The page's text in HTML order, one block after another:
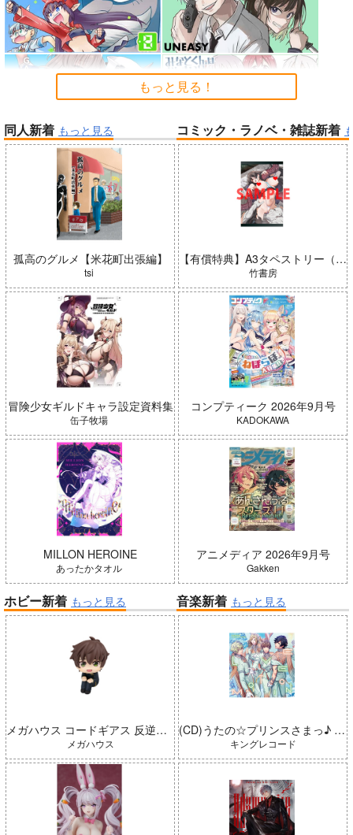
魔王マーラ煩悩学園 ～勇者、教師に 時々ボソッとロシア語でデレる勇者
のアーリャさん
帝国機神ヴォルカミオン 2 ふかふかダンジョン攻略記 19
Peachful Story(通常盤)/桃鈴
インゴクダンチ
春夏秋冬代行者 春の舞
アイドルマスター ミリオンラ
イブ！
「ポケモン feat. 初音ミク VO
盤 黄泉のツガイ
もっと見る！
同人新着 もっと見る
孤高のグルメ【米花町出張編】
tsi
冒険少女ギルドキャラ設定資料集
缶子牧場
MILLON HEROINE
あったかタオル
コミック・ラノベ・雑誌新着
【有償特典】A3タペストリー（ガールズゾンビパーティー 5）
竹書房
コンプティーク 2026年9月号
KADOKAWA
アニメディア 2026年9月号
Gakken
ホビー新着 もっと見る
メガハウス コードギアス 反逆のルルーシュ るかっぷ 枢木スザク 完成品
メガハウス
音楽新着 もっと見る
(CD)うたの☆プリンスさまっ♪ LIVE EMOTION 2nd Anniversary CD トキヤ・カミュ・瑛二・大和
キングレコード